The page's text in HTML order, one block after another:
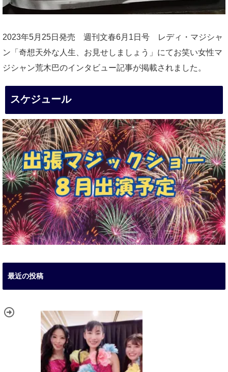
2023年5月25日発売 週刊文春6月1日号 レディ・マジシャ
ン「奇想天外な人生、お見せしましょう」にてお笑い女性マ
ジシャン荒木巴のインタビュー記事が掲載されました。
スケジュール
最近の投稿